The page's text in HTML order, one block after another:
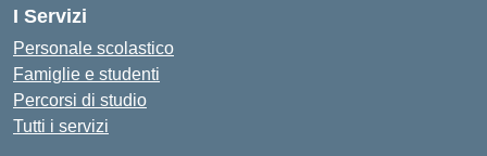
I Servizi
Personale scolastico
Famiglie e studenti
Percorsi di studio
Tutti i servizi